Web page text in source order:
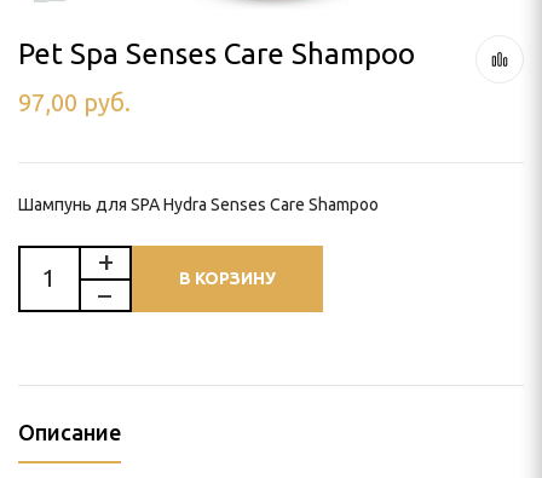
Pet Spa Senses Care Shampoo
97,00 руб.
Шампунь для SPA Hydra Senses Care Shampoo
В КОРЗИНУ
Описание